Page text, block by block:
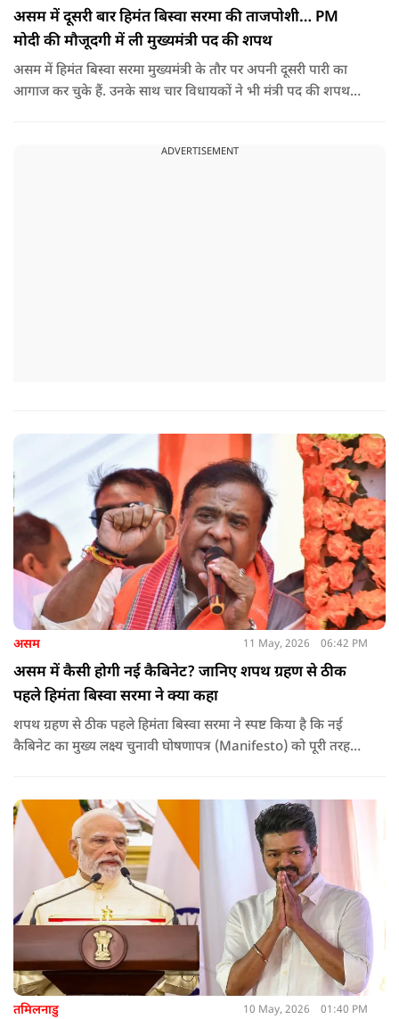
असम में दूसरी बार हिमंत बिस्वा सरमा की ताजपोशी… PM
मोदी की मौजूदगी में ली मुख्यमंत्री पद की शपथ
असम में हिमंत बिस्वा सरमा मुख्यमंत्री के तौर पर अपनी दूसरी पारी का
आगाज कर चुके हैं. उनके साथ चार विधायकों ने भी मंत्री पद की शपथ
ADVERTISEMENT
असम 11 May, 2026 06:42 PM
असम में कैसी होगी नई कैबिनेट? जानिए शपथ ग्रहण से ठीक
पहले हिमंता बिस्वा सरमा ने क्या कहा
शपथ ग्रहण से ठीक पहले हिमंता बिस्वा सरमा ने स्पष्ट किया है कि नई
कैबिनेट का मुख्य लक्ष्य चुनावी घोषणापत्र (Manifesto) को पूरी तरह
तमिलनाडु 10 May, 2026 01:40 PM